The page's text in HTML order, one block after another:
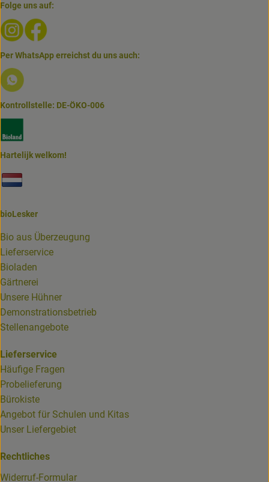
Folge uns auf:
Externer Link zu https://www.instagram.com/biolesker/
Per WhatsApp erreichst du uns auch:
Externer Link zu https://www.biolesker.de/lieferservice/
Kontrollstelle: DE-ÖKO-006
Hartelijk welkom!
bioLesker
Bio aus Überzeugung
Lieferservice
Bioladen
Gärtnerei
Unsere Hühner
Demonstrationsbetrieb
Stellenangebote
Lieferservice
Häufige Fragen
Probelieferung
Bürokiste
Angebot für Schulen und Kitas
Unser Liefergebiet
Rechtliches
Widerruf-Formular